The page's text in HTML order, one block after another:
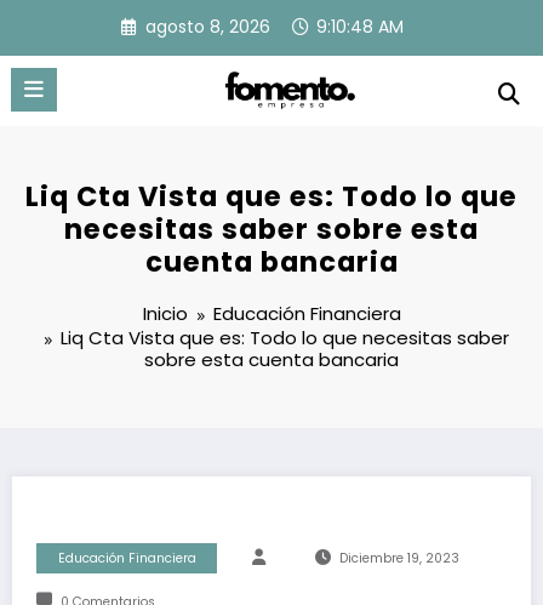
contenido
agosto 8, 2026 9:10:49 AM
Liq Cta Vista que es: Todo lo que
necesitas saber sobre esta
cuenta bancaria
Inicio
Educación Financiera
Liq Cta Vista que es: Todo lo que necesitas saber
sobre esta cuenta bancaria
Educación Financiera Diciembre 19, 2023